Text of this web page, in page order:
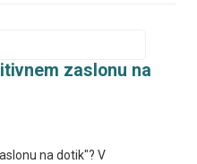
zaslonu na
na dotik"? V